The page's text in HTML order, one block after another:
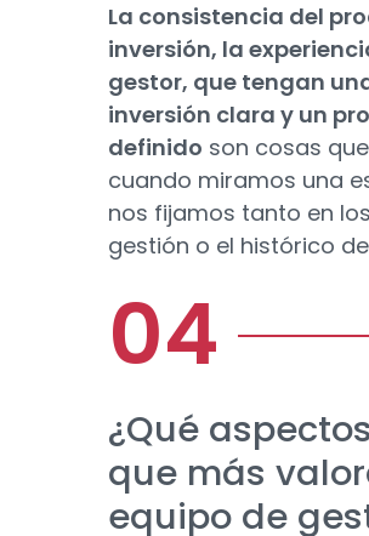
La consistencia del
inversión, la
gestor, que tengan
inversión clara y un
definido son cosas
cuando miramos una
nos fijamos tanto en
gestión o el histórico
¿Qué
que más
equipo de